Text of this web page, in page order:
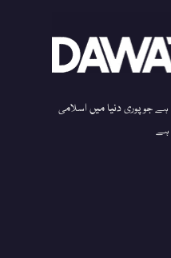
جو پوری دنیا میں اسلامی
ہے